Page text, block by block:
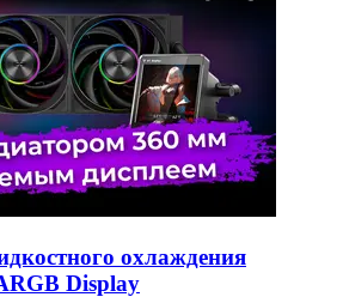
охлаждения
Display